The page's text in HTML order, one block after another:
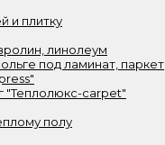
и плитку
линолеум
под ламинат, паркет
"Теплолюкс-carpet"
полу